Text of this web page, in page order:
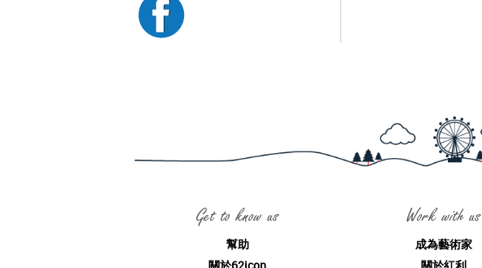
Get to know us
幫助
關於62icon
Work with us
成為藝術家
關於紅利